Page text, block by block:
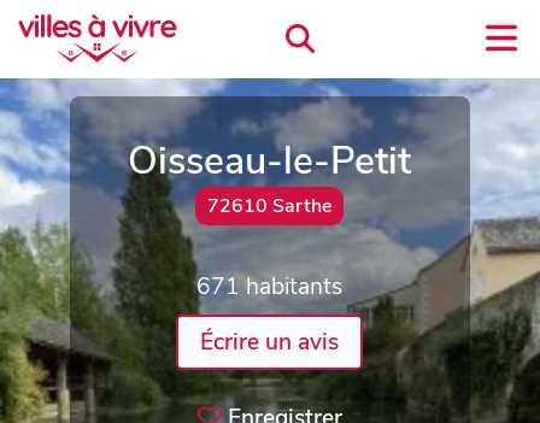
Oisseau-le-Petit
72610 Sarthe
671 habitants
Écrire un avis